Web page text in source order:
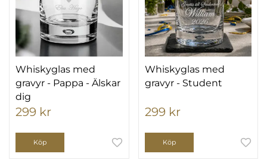
Whiskyglas med
gravyr - Pappa - Älskar
dig
299 kr
Köp
Whiskyglas med
gravyr - Student
299 kr
Köp